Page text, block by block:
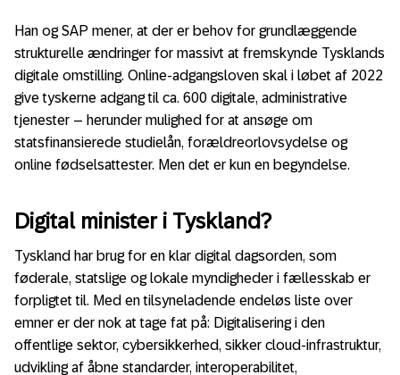
Han og SAP mener, at der er behov for grundlæggende
strukturelle ændringer for massivt at fremskynde Tysklands
digitale omstilling. Online-adgangsloven skal i løbet af 2022
give tyskerne adgang til ca. 600 digitale, administrative
tjenester – herunder mulighed for at ansøge om
statsfinansierede studielån, forældreorlovsydelse og
online fødselsattester. Men det er kun en begyndelse.
Digital minister i Tyskland?
Tyskland har brug for en klar digital dagsorden, som
føderale, statslige og lokale myndigheder i fællesskab er
forpligtet til. Med en tilsyneladende endeløs liste over
emner er der nok at tage fat på: Digitalisering i den
offentlige sektor, cybersikkerhed, sikker cloud-infrastruktur,
udvikling af åbne standarder, interoperabilitet,